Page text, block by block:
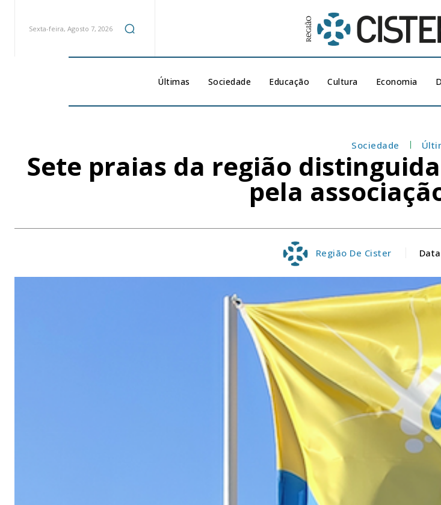
Sexta-feira, Agosto 7, 2026
Últimas Sociedade Educação Cultura Economia
Sociedade
Sete praias da região
pela
Região De Cister